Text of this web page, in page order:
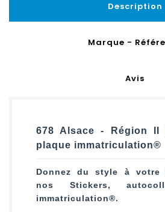
Description
Marque -
Avis
678 Alsace - Région II
plaque immatriculation®
Donnez du style à votre
nos Stickers,
immatriculation®.